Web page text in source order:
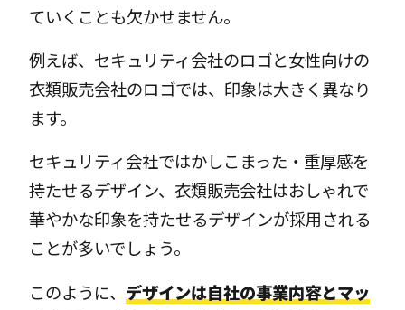
ていくことも欠かせません。
例えば、セキュリティ会社のロゴと女性向けの
衣類販売会社のロゴでは、印象は大きく異なり
ます。
セキュリティ会社ではかしこまった・重厚感を
持たせるデザイン、衣類販売会社はおしゃれで
華やかな印象を持たせるデザインが採用される
ことが多いでしょう。
このように、 デザインは自社の事業内容とマッ